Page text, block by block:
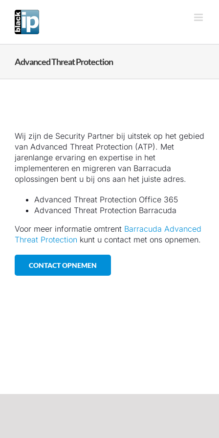
naar
inhoud
Advanced Threat Protection
Wij zijn de Security Partner bij uitstek op het gebied
van Advanced Threat Protection (ATP). Met
jarenlange ervaring en expertise in het
implementeren en migreren van Barracuda
oplossingen bent u bij ons aan het juiste adres.
Advanced Threat Protection Office 365
Advanced Threat Protection Barracuda
Voor meer informatie omtrent Barracuda Advanced
Threat Protection kunt u contact met ons opnemen.
CONTACT OPNEMEN